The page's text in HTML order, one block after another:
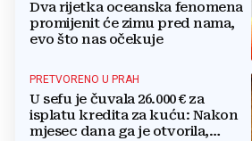
Dva rijetka oceanska fenomena
promijenit će zimu pred nama,
evo što nas očekuje
PRETVORENO U PRAH
U sefu je čuvala 26.000 € za
isplatu kredita za kuću: Nakon
mjesec dana ga je otvorila,